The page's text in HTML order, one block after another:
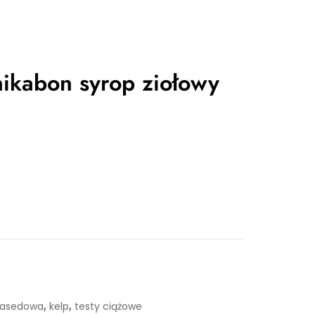
syrop ziołowy
, kelp, testy ciążowe